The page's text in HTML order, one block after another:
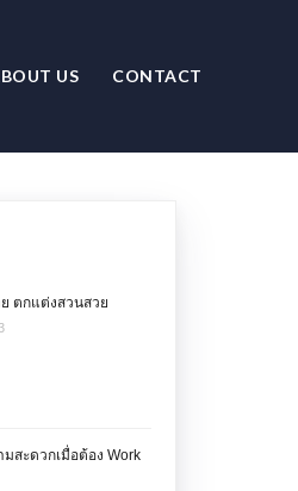
US CONTACT
ตกแต่งสวนสวย
มสะดวกเมื่อต้อง Work